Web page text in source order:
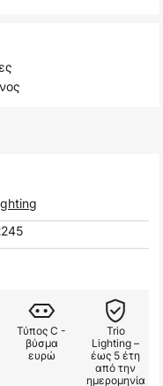
Τύπος C -
βύσμα
ευρώ
Trio
Lighting –
έως 5 έτη
από την
ημερομηνία